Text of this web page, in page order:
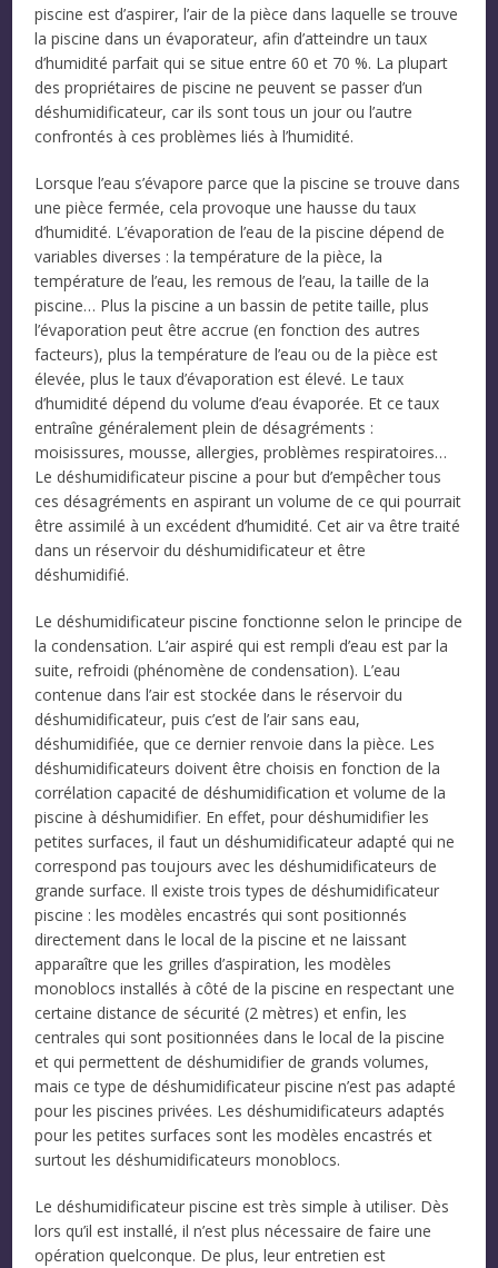
piscine est d’aspirer, l’air de la pièce dans laquelle se trouve
la piscine dans un évaporateur, afin d’atteindre un taux
d’humidité parfait qui se situe entre 60 et 70 %. La plupart
des propriétaires de piscine ne peuvent se passer d’un
déshumidificateur, car ils sont tous un jour ou l’autre
confrontés à ces problèmes liés à l’humidité.
Lorsque l’eau s’évapore parce que la piscine se trouve dans
une pièce fermée, cela provoque une hausse du taux
d’humidité. L’évaporation de l’eau de la piscine dépend de
variables diverses : la température de la pièce, la
température de l’eau, les remous de l’eau, la taille de la
piscine… Plus la piscine a un bassin de petite taille, plus
l’évaporation peut être accrue (en fonction des autres
facteurs), plus la température de l’eau ou de la pièce est
élevée, plus le taux d’évaporation est élevé. Le taux
d’humidité dépend du volume d’eau évaporée. Et ce taux
entraîne généralement plein de désagréments :
moisissures, mousse, allergies, problèmes respiratoires…
Le déshumidificateur piscine a pour but d’empêcher tous
ces désagréments en aspirant un volume de ce qui pourrait
être assimilé à un excédent d’humidité. Cet air va être traité
dans un réservoir du déshumidificateur et être
déshumidifié.
Le déshumidificateur piscine fonctionne selon le principe de
la condensation. L’air aspiré qui est rempli d’eau est par la
suite, refroidi (phénomène de condensation). L’eau
contenue dans l’air est stockée dans le réservoir du
déshumidificateur, puis c’est de l’air sans eau,
déshumidifiée, que ce dernier renvoie dans la pièce. Les
déshumidificateurs doivent être choisis en fonction de la
corrélation capacité de déshumidification et volume de la
piscine à déshumidifier. En effet, pour déshumidifier les
petites surfaces, il faut un déshumidificateur adapté qui ne
correspond pas toujours avec les déshumidificateurs de
grande surface. Il existe trois types de déshumidificateur
piscine : les modèles encastrés qui sont positionnés
directement dans le local de la piscine et ne laissant
apparaître que les grilles d’aspiration, les modèles
monoblocs installés à côté de la piscine en respectant une
certaine distance de sécurité (2 mètres) et enfin, les
centrales qui sont positionnées dans le local de la piscine
et qui permettent de déshumidifier de grands volumes,
mais ce type de déshumidificateur piscine n’est pas adapté
pour les piscines privées. Les déshumidificateurs adaptés
pour les petites surfaces sont les modèles encastrés et
surtout les déshumidificateurs monoblocs.
Le déshumidificateur piscine est très simple à utiliser. Dès
lors qu’il est installé, il n’est plus nécessaire de faire une
opération quelconque. De plus, leur entretien est